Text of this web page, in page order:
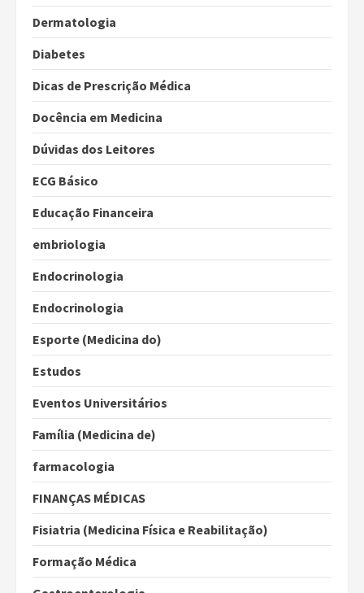
Dermatologia
Diabetes
Dicas de Prescrição Médica
Docência em Medicina
Dúvidas dos Leitores
ECG Básico
Educação Financeira
embriologia
Endocrinologia
Endocrinologia
Esporte (Medicina do)
Estudos
Eventos Universitários
Família (Medicina de)
farmacologia
FINANÇAS MÉDICAS
Fisiatria (Medicina Física e Reabilitação)
Formação Médica